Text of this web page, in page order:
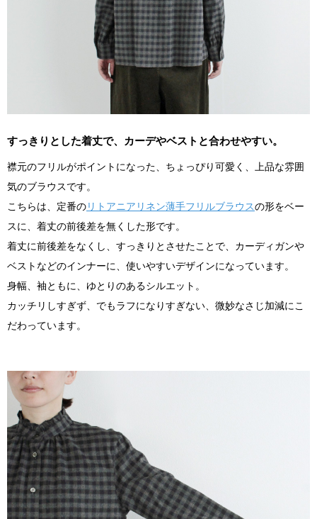
すっきりとした着丈で、カーデやベストと合わせやすい。
襟元のフリルがポイントになった、ちょっぴり可愛く、上品な雰囲
気のブラウスです。
こちらは、定番のリトアニアリネン薄手フリルブラウスの形をベー
スに、着丈の前後差を無くした形です。
着丈に前後差をなくし、すっきりとさせたことで、カーディガンや
ベストなどのインナーに、使いやすいデザインになっています。
身幅、袖ともに、ゆとりのあるシルエット。
カッチリしすぎず、でもラフになりすぎない、微妙なさじ加減にこ
だわっています。